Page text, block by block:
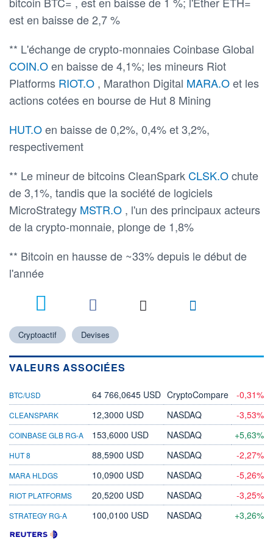
est en baisse de 2,7 %
** L'échange de crypto-monnaies Coinbase Global
COIN.Oen baisse de 4,1%; les mineurs Riot
Platforms RIOT.O , Marathon Digital MARA.Oet les
actions cotées en bourse de Hut 8 Mining
HUT.Oen baisse de 0,2%, 0,4% et 3,2%,
respectivement
** Le mineur de bitcoins CleanSparkCLSK.Ochute
de 3,1%, tandis que la société de logiciels
MicroStrategy MSTR.O , l'un des principaux acteurs
de la crypto-monnaie, plonge de 1,8%
** Bitcoin en hausse de ~33% depuis le début de
l'année
Cryptoactif Devises
VALEURS ASSOCIÉES
BTC/USD 64 766,0645 USD CryptoCompare -0,31%
CLEANSPARK 12,3000 USD NASDAQ -3,53%
COINBASE GLB RG-A 153,6000 USD NASDAQ +5,63%
HUT 8 88,5900 USD NASDAQ -2,27%
MARA HLDGS 10,0900 USD NASDAQ -5,26%
RIOT PLATFORMS 20,5200 USD NASDAQ -3,25%
STRATEGY RG-A 100,0100 USD NASDAQ +3,26%